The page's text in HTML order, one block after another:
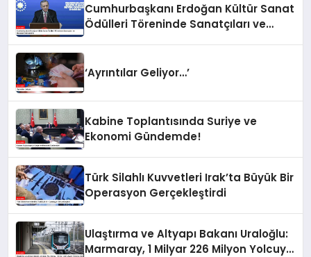
Cumhurbaşkanı Erdoğan Kültür Sanat
Ödülleri Töreninde Sanatçıları ve
‘Ayrıntılar Geliyor…’
Kabine Toplantısında Suriye ve
Ekonomi Gündemde!
Türk Silahlı Kuvvetleri Irak’ta Büyük Bir
Operasyon Gerçekleştirdi
Ulaştırma ve Altyapı Bakanı Uraloğlu:
Marmaray, 1 Milyar 226 Milyon Yolcuya